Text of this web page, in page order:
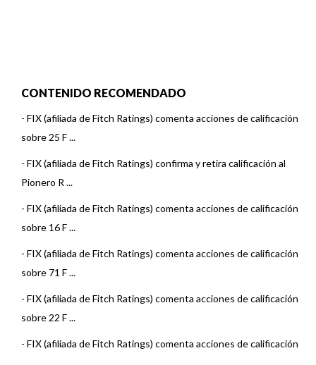
CONTENIDO RECOMENDADO
- FIX (afiliada de Fitch Ratings) comenta acciones de calificación
sobre 25 F ...
- FIX (afiliada de Fitch Ratings) confirma y retira calificación al
Pionero R ...
- FIX (afiliada de Fitch Ratings) comenta acciones de calificación
sobre 16 F ...
- FIX (afiliada de Fitch Ratings) comenta acciones de calificación
sobre 71 F ...
- FIX (afiliada de Fitch Ratings) comenta acciones de calificación
sobre 22 F ...
- FIX (afiliada de Fitch Ratings) comenta acciones de calificación